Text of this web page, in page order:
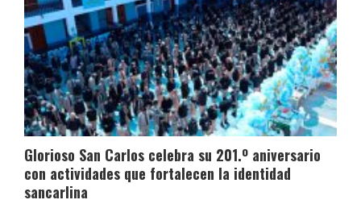
Glorioso San Carlos celebra su 201.º aniversario
con actividades que fortalecen la identidad
sancarlina